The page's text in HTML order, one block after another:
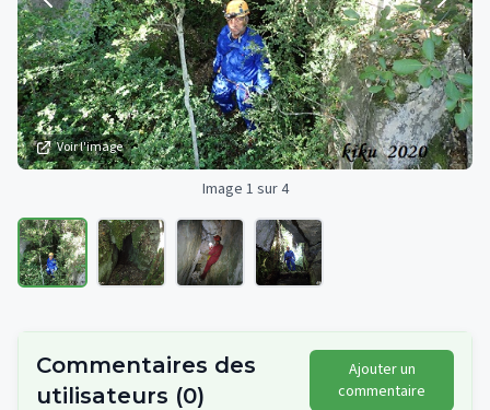
Voir l'image
Image 1 sur 4
Commentaires des
utilisateurs (0)
Ajouter un
commentaire